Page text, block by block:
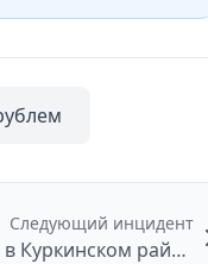
Следующий инцидент
Обнаружение БПЛА в Куркинском районе